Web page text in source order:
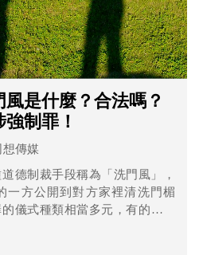
風是什麼？合法嗎？
制罪！
想傳媒
德制裁手段稱為「洗門風」，
一方公開到對方家裡清洗門楣
儀式種類相當多元，有的會請
道歉或寫Facbook貼文等公開致